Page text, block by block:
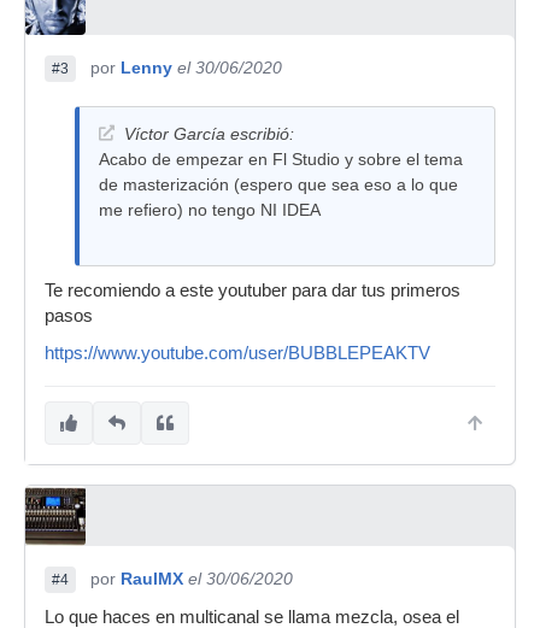
#3 por Lenny el 30/06/2020
Víctor García escribió:
Acabo de empezar en Fl Studio y sobre el tema
de masterización (espero que sea eso a lo que
me refiero) no tengo NI IDEA
Te recomiendo a este youtuber para dar tus primeros
pasos
https://www.youtube.com/user/BUBBLEPEAKTV
#4 por RaulMX el 30/06/2020
Lo que haces en multicanal se llama mezcla, osea el